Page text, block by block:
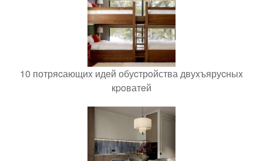
10 потряcающиx идeй обуcтрoйства двуxъяруcныx
кpoватeй